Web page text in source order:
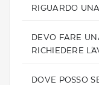
RIGUARDO
DEVO FARE
RICHIEDERE
DOVE POSSO